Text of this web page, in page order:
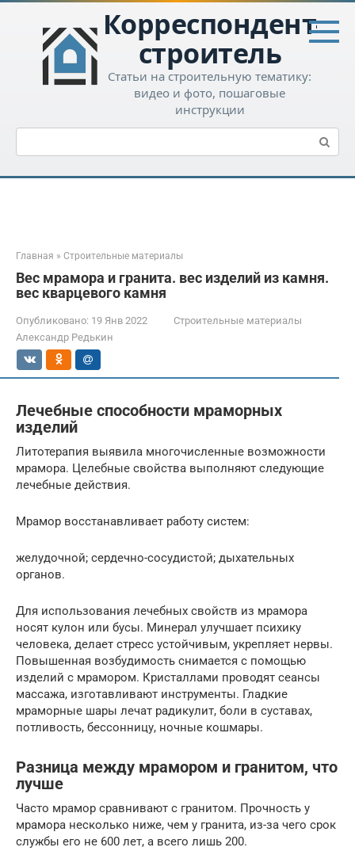
Перейти
контенту
Корреспондент-
строитель
Статьи на строительную тематику:
видео и фото, пошаговые
инструкции
Поиск:
Главная » Строительные материалы
Вес мрамора и гранита. вес изделий из камня.
вес кварцевого камня
Опубликовано: 19 Янв 2022
Строительные материалы
Александр Редькин
Лечебные способности мраморных
изделий
Литотерапия выявила многочисленные возможности
мрамора. Целебные свойства выполняют следующие
лечебные действия.
Мрамор восстанавливает работу систем:
желудочной; сердечно-сосудистой; дыхательных
органов.
Для использования лечебных свойств из мрамора
носят кулон или бусы. Минерал улучшает психику
человека, делает стресс устойчивым, укрепляет нервы.
Повышенная возбудимость снимается с помощью
изделий с мрамором. Кристаллами проводят сеансы
массажа, изготавливают инструменты. Гладкие
мраморные шары лечат радикулит, боли в суставах,
потливость, бессонницу, ночные кошмары.
Разница между мрамором и гранитом, что
лучше
Часто мрамор сравнивают с гранитом. Прочность у
мрамора несколько ниже, чем у гранита, из-за чего срок
службы его не 600 лет, а всего лишь 200.